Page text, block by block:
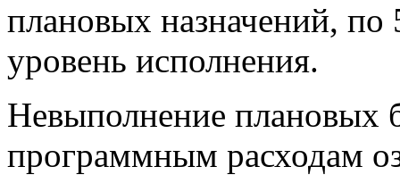
плановых назначений,
уровень исполнения.
Невыполнение плановых
программным расходам